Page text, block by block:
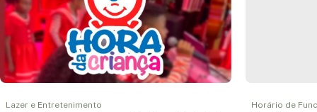
Lazer e Entretenimento Horário de